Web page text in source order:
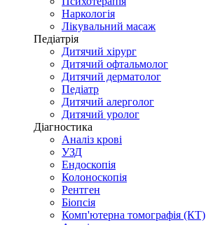
Наркологія
Лікувальний масаж
Педіатрія
Дитячий хірург
Дитячий офтальмолог
Дитячий дерматолог
Педіатр
Дитячий алерголог
Дитячий уролог
Діагностика
Аналіз крові
УЗД
Ендоскопія
Колоноскопія
Рентген
Біопсія
Комп'ютерна томографія (КТ)